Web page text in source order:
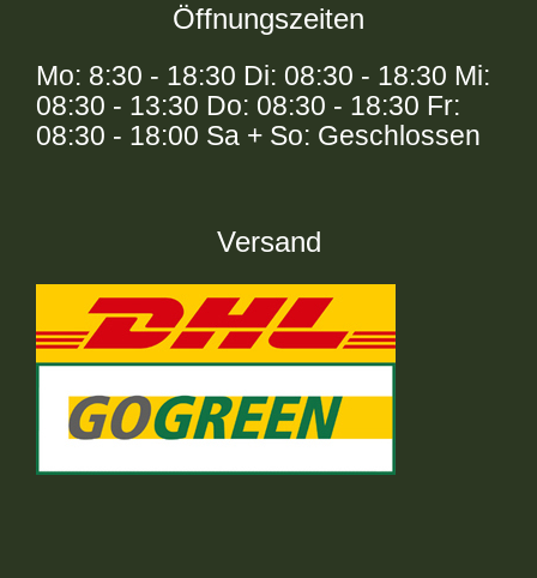
Öffnungszeiten
Mo: 8:30 - 18:30 Di: 08:30 - 18:30 Mi:
08:30 - 13:30 Do: 08:30 - 18:30 Fr:
08:30 - 18:00 Sa + So: Geschlossen
Versand